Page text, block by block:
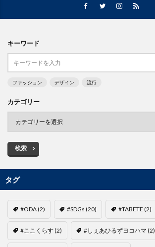
キーワード
ファッション デザイン 流行
カテゴリー
検索
タグ
#ODA(2) #SDGs (20) #TABETE (2)
#ここくらす(2) #しぇあひるずヨコハマ (2)